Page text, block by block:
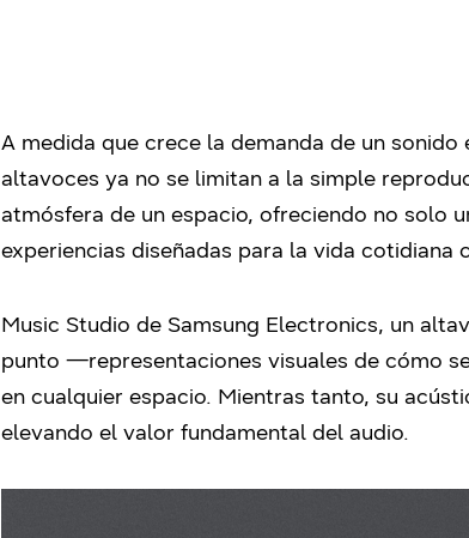
A medida que crece la demanda de un
altavoces ya no se limitan a la simple
atmósfera de un espacio, ofreciendo no solo
experiencias diseñadas para la vida cotidiana
Music Studio de Samsung Electronics, un
punto —representaciones visuales de cómo
en cualquier espacio. Mientras tanto, su
elevando el valor fundamental del audio.